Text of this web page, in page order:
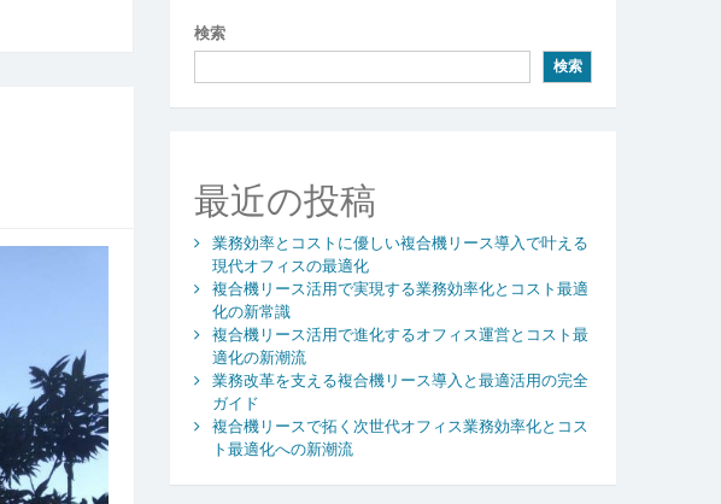
検索
検索
最近の投稿
業務効率とコストに優しい複合機リース導入で叶える
現代オフィスの最適化
複合機リース活用で実現する業務効率化とコスト最適
化の新常識
複合機リース活用で進化するオフィス運営とコスト最
適化の新潮流
業務改革を支える複合機リース導入と最適活用の完全
ガイド
複合機リースで拓く次世代オフィス業務効率化とコス
ト最適化への新潮流